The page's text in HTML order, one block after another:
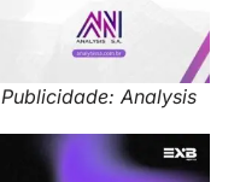
Publicidade: Analysis